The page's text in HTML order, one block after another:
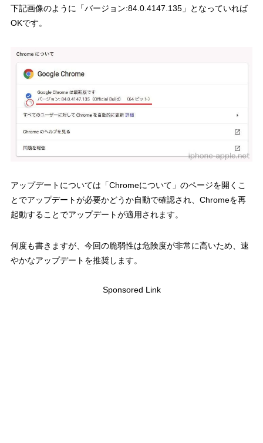
下記画像のように「バージョン:84.0.4147.135」となっていれば
OKです。
アップデートについては「Chromeについて」のページを開くこ
とでアップデートが必要かどうか自動で確認され、Chromeを再
起動することでアップデートが適用されます。
何度も書きますが、今回の脆弱性は危険度が非常に高いため、速
やかなアップデートを推奨します。
Sponsored Link